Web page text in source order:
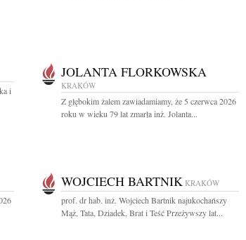
i
JOLANTA FLORKOWSKA
KRAKÓW
Z głębokim żalem zawiadamiamy, że 5 czerwca 2026
roku w wieku 79 lat zmarła inż. Jolanta...
WOJCIECH BARTNIK KRAKÓW
prof. dr hab. inż. Wojciech Bartnik najukochańszy
Mąż, Tata, Dziadek, Brat i Teść Przeżywszy lat...